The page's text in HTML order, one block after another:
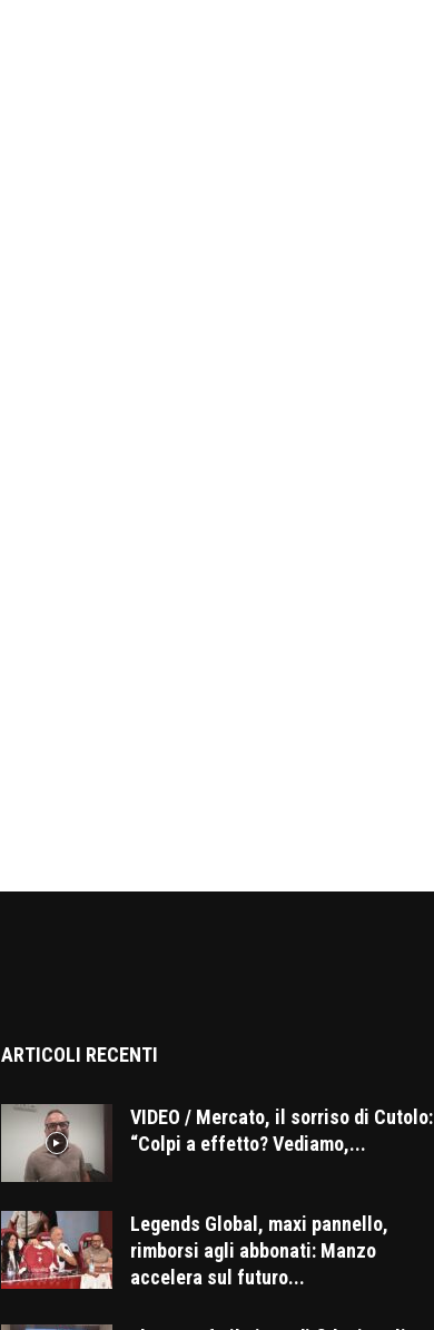
ARTICOLI RECENTI
VIDEO / Mercato, il sorriso di Cutolo:
“Colpi a effetto? Vediamo,...
Legends Global, maxi pannello,
rimborsi agli abbonati: Manzo
accelera sul futuro...